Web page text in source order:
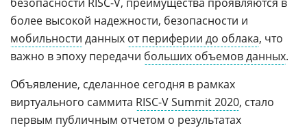
более высокой надежности, безопасности и
мобильности данных от периферии до облака, что
важно в эпоху передачи больших объемов данных.
Объявление, сделанное сегодня в рамках
виртуального саммита RISC-V Summit 2020, стало
первым публичным отчетом о результатах